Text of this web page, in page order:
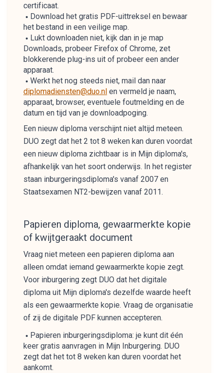
certificaat.
Download het gratis PDF-uittreksel en bewaar
het bestand in een veilige map.
Lukt downloaden niet, kijk dan in je map
Downloads, probeer Firefox of Chrome, zet
blokkerende plug-ins uit of probeer een ander
apparaat.
Werkt het nog steeds niet, mail dan naar
diplomadiensten@duo.nl en vermeld je naam,
apparaat, browser, eventuele foutmelding en de
datum en tijd van je downloadpoging.
Een nieuw diploma verschijnt niet altijd meteen.
DUO zegt dat het 2 tot 8 weken kan duren voordat
een nieuw diploma zichtbaar is in Mijn diploma's,
afhankelijk van het soort onderwijs. In het register
staan inburgeringsdiploma's vanaf 2007 en
Staatsexamen NT2-bewijzen vanaf 2011.
Papieren diploma, gewaarmerkte kopie
of kwijtgeraakt document
Vraag niet meteen een papieren diploma aan
alleen omdat iemand gewaarmerkte kopie zegt.
Voor inburgering zegt DUO dat het digitale
diploma uit Mijn diploma's dezelfde waarde heeft
als een gewaarmerkte kopie. Vraag de organisatie
of zij de digitale PDF kunnen accepteren.
Papieren inburgeringsdiploma: je kunt dit één
keer gratis aanvragen in Mijn Inburgering. DUO
zegt dat het tot 8 weken kan duren voordat het
aankomt.